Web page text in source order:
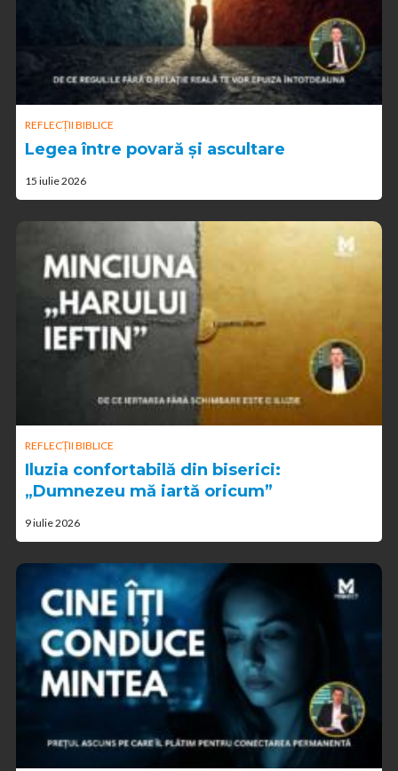
REFLECȚII BIBLICE
Legea între povară și ascultare
15 iulie 2026
REFLECȚII BIBLICE
Iluzia confortabilă din biserici:
„Dumnezeu mă iartă oricum”
9 iulie 2026